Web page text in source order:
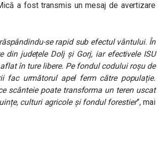
a fost transmis un mesaj de avertizare
se rapid sub efectul vântului. În
județele Dolj și Gorj, iar efectivele ISU
în ture libere. Pe fondul codului roșu de
fac următorul apel ferm către populație.
scânteie poate transforma un teren uscat
culturi agricole și fondul forestier”, mai